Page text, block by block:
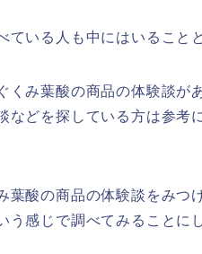
いる人も中にはいること
くみ葉酸の商品の体験談が
などを探している方は参考
葉酸の商品の体験談をみつ
感じで調べてみることに